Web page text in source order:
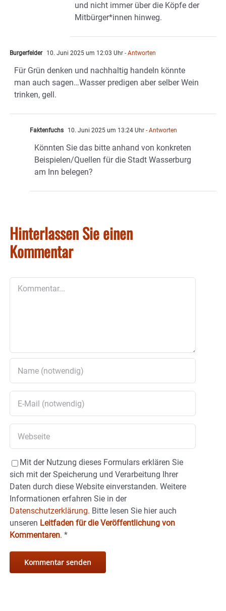
und nicht immer über die Köpfe der
Mitbürger*innen hinweg.
Burgerfelder 10. Juni 2025 um 12:03 Uhr - Antworten
Für Grün denken und nachhaltig handeln könnte
man auch sagen…Wasser predigen aber selber Wein
trinken, gell.
Faktenfuchs 10. Juni 2025 um 13:24 Uhr - Antworten
Könnten Sie das bitte anhand von konkreten
Beispielen/Quellen für die Stadt Wasserburg
am Inn belegen?
Hinterlassen Sie einen
Kommentar
Mit der Nutzung dieses Formulars erklären Sie
sich mit der Speicherung und Verarbeitung Ihrer
Daten durch diese Website einverstanden. Weitere
Informationen erfahren Sie in der
Datenschutzerklärung. Bitte lesen Sie hier auch
unseren Leitfaden für die Veröffentlichung von
Kommentaren. *